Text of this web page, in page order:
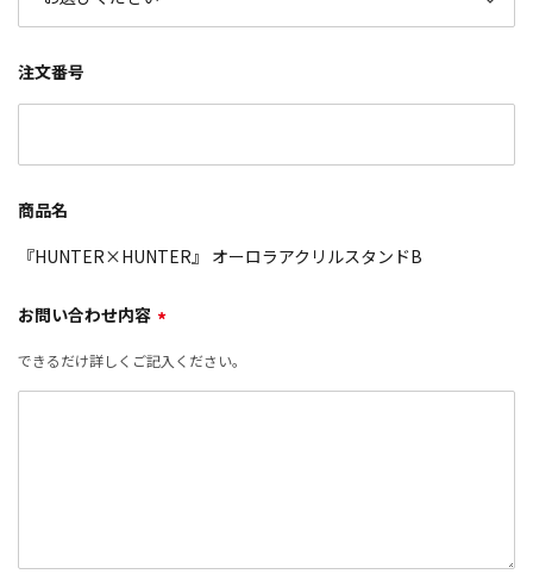
注文番号
商品名
『HUNTER×HUNTER』 オーロラアクリルスタンドB
お問い合わせ内容 *
できるだけ詳しくご記入ください。